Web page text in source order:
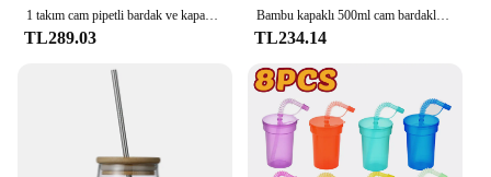
1 takım cam pipetli bardak ve kapaklı beş köşeli yıldız cam renk degrade kupa soğuk içecek buz kahve kupa Drinkware masaüstü dekor
TL289.03
Bambu kapaklı 500ml cam bardaklar bardak saman ile cam turşu kavanozu temizle suyu kahve süt kupası Drinkware
TL234.14